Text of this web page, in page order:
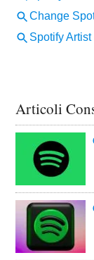
Articoli